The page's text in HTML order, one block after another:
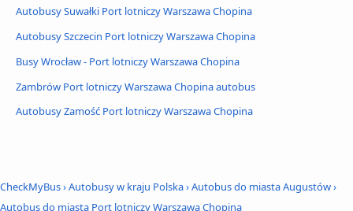
Autobusy Suwałki Port lotniczy Warszawa Chopina
Autobusy Szczecin Port lotniczy Warszawa Chopina
Busy Wrocław - Port lotniczy Warszawa Chopina
Zambrów Port lotniczy Warszawa Chopina autobus
Autobusy Zamość Port lotniczy Warszawa Chopina
CheckMyBus›Autobusy w kraju Polska›Autobus do miasta Augustów›
Autobus do miasta Port lotniczy Warszawa Chopina